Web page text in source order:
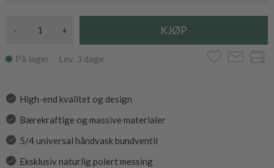
- +
På lager Lev. 3 dage
High-end kvalitet og design
Bærekraftige og massive materialer
5/4 universal håndvask bundventil
Eksklusiv naturlig polert messing